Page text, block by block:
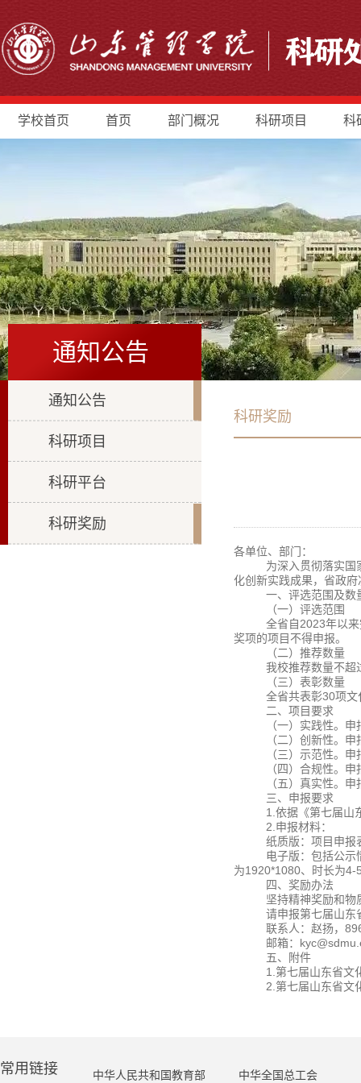
学校首页 首页 部门概况 科研项目 科
通知公告
通知公告
科研项目
科研平台
科研奖励
科研奖励
各单位、部门：
为深入贯彻落实国
化创新实践成果，省政
一、评选范围及数
（一）评选范围
全省自2023年以
奖项的项目不得申报。
（二）推荐数量
我校推荐数量不超
（三）表彰数量
全省共表彰30项
二、项目要求
（一）实践性。
（二）创新性。
（三）示范性。
（四）合规性。
（五）真实性。
三、申报要求
1.依据《第七届山
2.申报材料：
纸质版：项目申报
电子版：包括公示
为1920*1080、时长为4-
四、奖励办法
坚持精神奖励和物
请申报第七届山东
联系人：赵扬，
邮箱：
五、附件
1.第七届山东省文
2.第七届山东省文
常用链接 中华人民共和国教育部 中华全国总工会